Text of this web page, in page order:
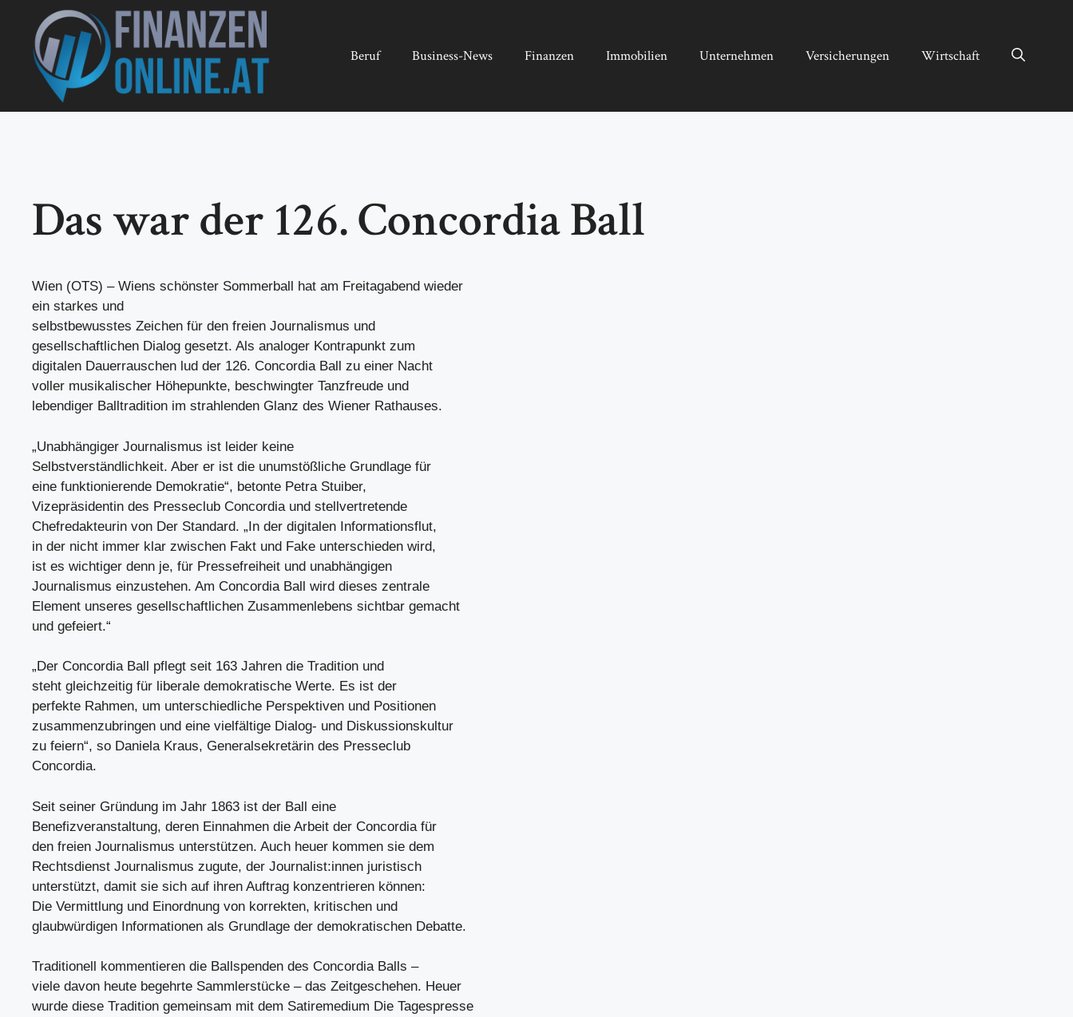
springen
Beruf Business-News Finanzen Immobilien Unternehmen Versicherungen Wirtschaft
Das war der 126. Concordia Ball
Wien (OTS) – Wiens schönster Sommerball hat am Freitagabend wieder
ein starkes und
selbstbewusstes Zeichen für den freien Journalismus und
gesellschaftlichen Dialog gesetzt. Als analoger Kontrapunkt zum
digitalen Dauerrauschen lud der 126. Concordia Ball zu einer Nacht
voller musikalischer Höhepunkte, beschwingter Tanzfreude und
lebendiger Balltradition im strahlenden Glanz des Wiener Rathauses.
„Unabhängiger Journalismus ist leider keine
Selbstverständlichkeit. Aber er ist die unumstößliche Grundlage für
eine funktionierende Demokratie“, betonte Petra Stuiber,
Vizepräsidentin des Presseclub Concordia und stellvertretende
Chefredakteurin von Der Standard. „In der digitalen Informationsflut,
in der nicht immer klar zwischen Fakt und Fake unterschieden wird,
ist es wichtiger denn je, für Pressefreiheit und unabhängigen
Journalismus einzustehen. Am Concordia Ball wird dieses zentrale
Element unseres gesellschaftlichen Zusammenlebens sichtbar gemacht
und gefeiert.“
„Der Concordia Ball pflegt seit 163 Jahren die Tradition und
steht gleichzeitig für liberale demokratische Werte. Es ist der
perfekte Rahmen, um unterschiedliche Perspektiven und Positionen
zusammenzubringen und eine vielfältige Dialog- und Diskussionskultur
zu feiern“, so Daniela Kraus, Generalsekretärin des Presseclub
Concordia.
Seit seiner Gründung im Jahr 1863 ist der Ball eine
Benefizveranstaltung, deren Einnahmen die Arbeit der Concordia für
den freien Journalismus unterstützen. Auch heuer kommen sie dem
Rechtsdienst Journalismus zugute, der Journalist:innen juristisch
unterstützt, damit sie sich auf ihren Auftrag konzentrieren können:
Die Vermittlung und Einordnung von korrekten, kritischen und
glaubwürdigen Informationen als Grundlage der demokratischen Debatte.
Traditionell kommentieren die Ballspenden des Concordia Balls –
viele davon heute begehrte Sammlerstücke – das Zeitgeschehen. Heuer
wurde diese Tradition gemeinsam mit dem Satiremedium Die Tagespresse